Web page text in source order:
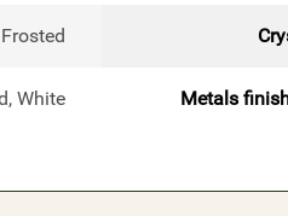
Metals
White